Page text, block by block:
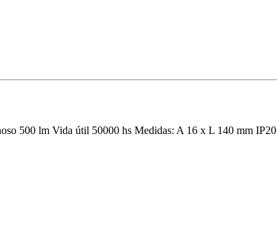
500 lm Vida útil 50000 hs Medidas: A 16 x L 140 mm IP20